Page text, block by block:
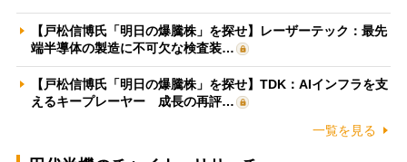
【戸松信博氏「明日の爆騰株」を探せ】レーザーテック：最先
端半導体の製造に不可欠な検査装…
【戸松信博氏「明日の爆騰株」を探せ】TDK：AIインフラを支
えるキープレーヤー 成長の再評…
一覧を見る